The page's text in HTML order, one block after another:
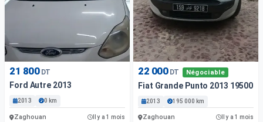
21 800 DT
Ford Autre 2013
2013 0 km
Zaghouan Il y a 1 mois
22 000 DT Négociable
Fiat Grande Punto 2013 195000
2013 195 000 km
Zaghouan Il y a 1 mois